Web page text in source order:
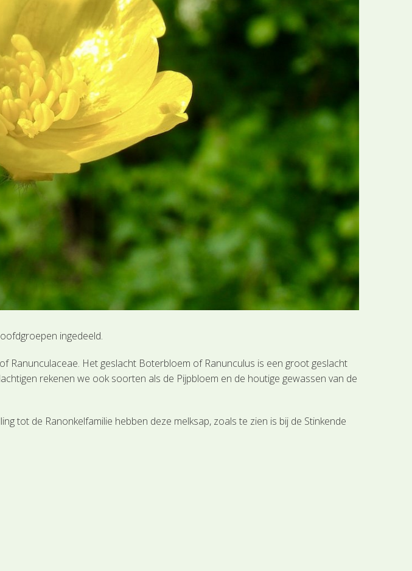
ingedeeld.
Ranunculaceae. Het geslacht Boterbloem of Ranunculus is een groot geslacht
rekenen we ook soorten als de Pijpbloem en de houtige gewassen van de
tot de Ranonkelfamilie hebben deze melksap, zoals te zien is bij de Stinkende